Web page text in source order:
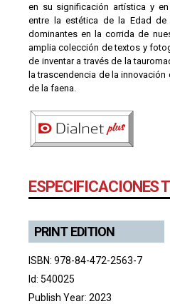
en su significación artística y
entre la estética de la Edad
dominantes en la corrida de
amplia colección de textos y
de inventar a través de la
la trascendencia de la
de la faena.
ESPECIFICACIONES
PRINT EDITION
ISBN: 978-84-472-2563-7
Id: 540025
Publish Year: 2023